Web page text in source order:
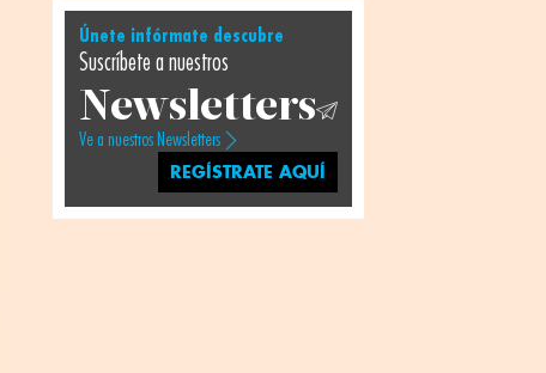
Únete infórmate descubre
Suscríbete a nuestros
Newsletters
Ve a nuestros Newsletters
REGÍSTRATE AQUÍ